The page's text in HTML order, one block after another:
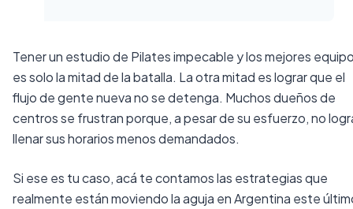
Tener un estudio de Pilates impecable y los mejores
es solo la mitad de la batalla. La otra mitad es lograr que el
flujo de gente nueva no se detenga. Muchos dueños de
centros se frustran porque, a pesar de su esfuerzo, no
llenar sus horarios menos demandados.
Si ese es tu caso, acá te contamos las estrategias que
realmente están moviendo la aguja en Argentina este